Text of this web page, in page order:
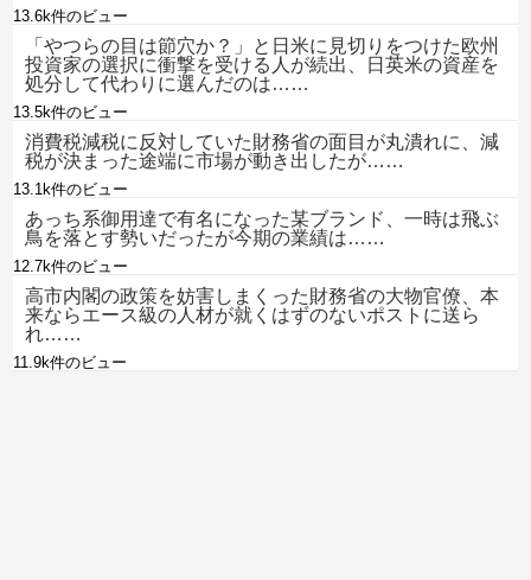
13.6k件のビュー
「やつらの目は節穴か？」と日米に見切りをつけた欧州
投資家の選択に衝撃を受ける人が続出、日英米の資産を
処分して代わりに選んだのは……
13.5k件のビュー
消費税減税に反対していた財務省の面目が丸潰れに、減
税が決まった途端に市場が動き出したが……
13.1k件のビュー
あっち系御用達で有名になった某ブランド、一時は飛ぶ
鳥を落とす勢いだったが今期の業績は……
12.7k件のビュー
高市内閣の政策を妨害しまくった財務省の大物官僚、本
来ならエース級の人材が就くはずのないポストに送ら
れ……
11.9k件のビュー